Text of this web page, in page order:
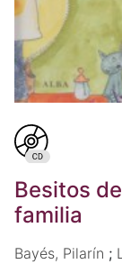
Besitos
familia
Bayés, Pilarín ;